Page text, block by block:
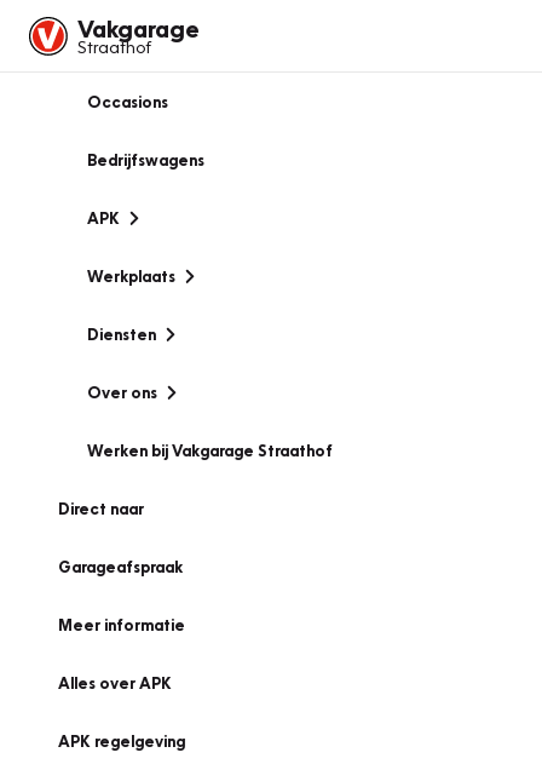
Vakgarage
Straathof
Occasions
Bedrijfswagens
APK
Werkplaats
Diensten
Over ons
Werken bij Vakgarage Straathof
Direct naar
Garageafspraak
Meer informatie
Alles over APK
APK regelgeving